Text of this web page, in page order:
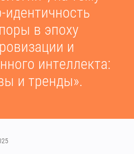
идентичность
в эпоху
и
интеллекта:
и тренды».